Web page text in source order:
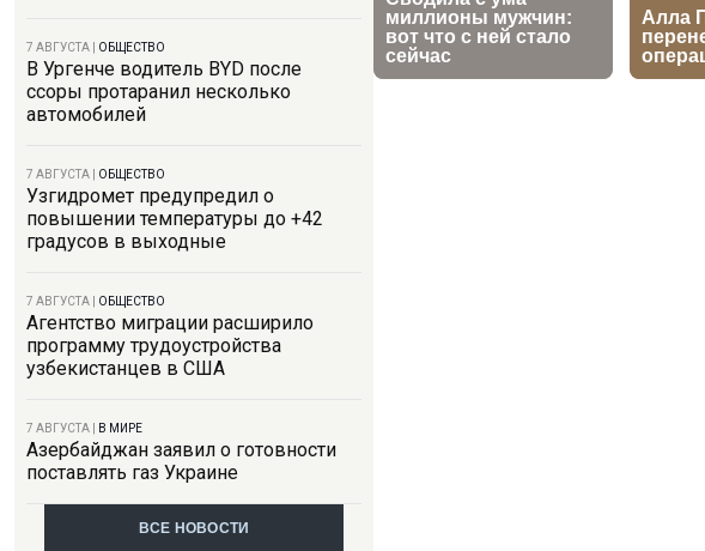
7 АВГУСТА ОБЩЕСТВО
В Ургенче водитель BYD после
ссоры протаранил несколько
автомобилей
7 АВГУСТА ОБЩЕСТВО
Узгидромет предупредил о
повышении температуры до +42
градусов в выходные
7 АВГУСТА ОБЩЕСТВО
Агентство миграции расширило
программу трудоустройства
узбекистанцев в США
7 АВГУСТА В МИРЕ
Азербайджан заявил о готовности
поставлять газ Украине
ВСЕ НОВОСТИ